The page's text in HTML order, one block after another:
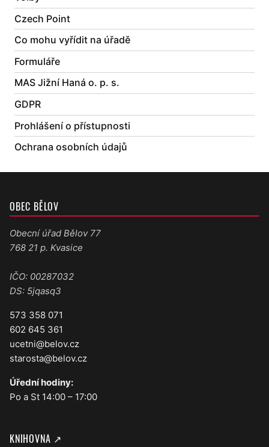
Czech Point
Co mohu vyřídit na úřadě
Formuláře
MAS Jižní Haná o. p. s.
GDPR
Prohlášení o přístupnosti
Ochrana osobních údajů
OBEC BĚLOV
Obecní úřad Bělov 77
768 21 p. Kvasice
IČO: 00287032
DS: 5jqasq3
573 358 071
602 645 361
ucetni@belov.cz
starosta@belov.cz
Úřední hodiny:
Po a St 14:00 – 17:00
KNIHOVNA ↗